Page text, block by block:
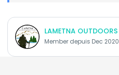
LAMETNA OUTDOORS
Member depuis Dec 2020